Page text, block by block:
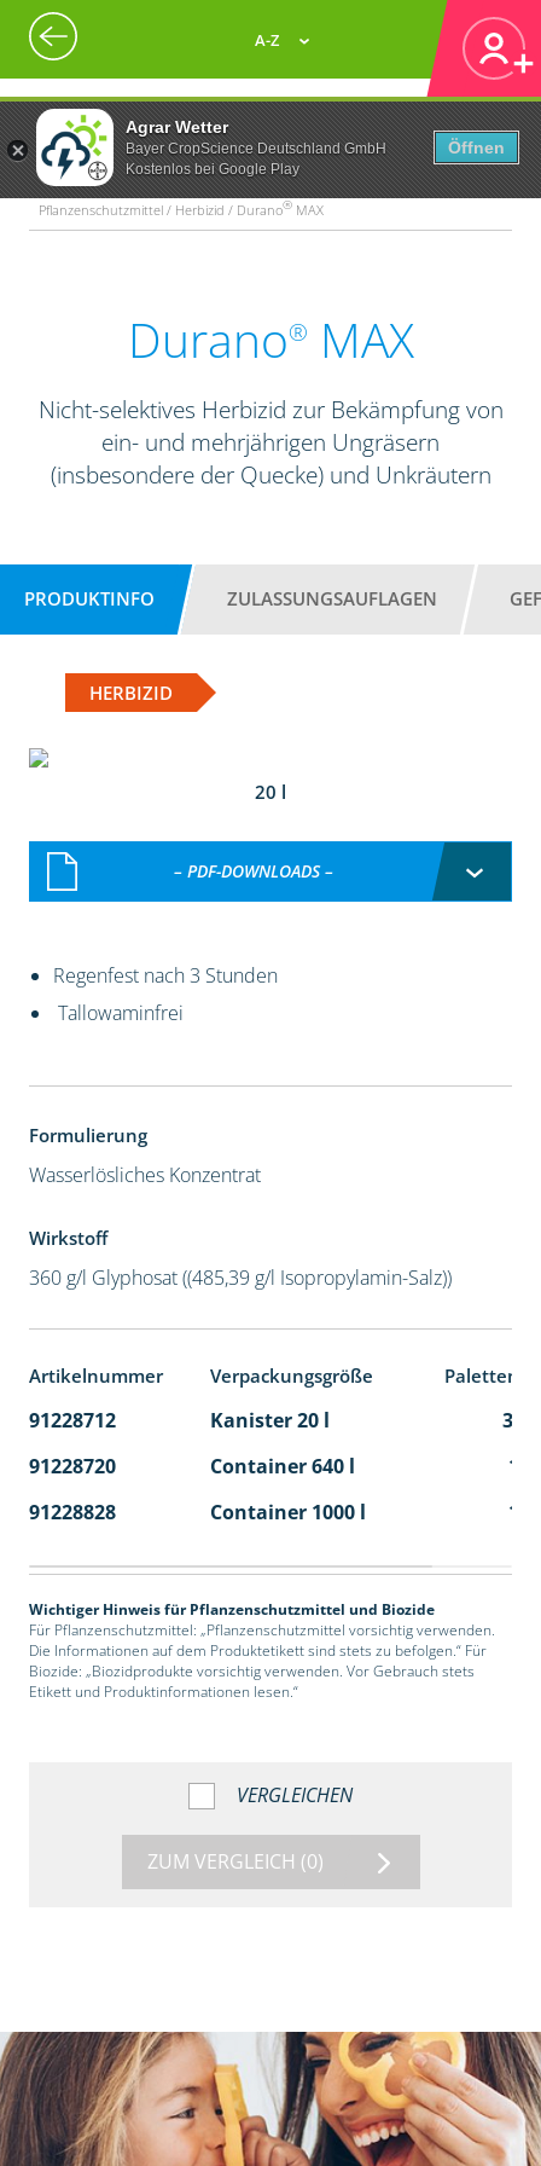
Agrar Wetter
Bayer CropScience Deutschland GmbH
Kostenlos bei Google Play
Öffnen
A-Z
Pflanzenschutzmittel / Herbizid / Durano® MAX
Durano® MAX
Nicht-selektives Herbizid zur Bekämpfung von
ein- und mehrjährigen Ungräsern
(insbesondere der Quecke) und Unkräutern
PRODUKTINFO ZULASSUNGSAUFLAGEN
HERBIZID
20 l
– PDF-DOWNLOADS –
Regenfest nach 3 Stunden
Tallowaminfrei
Formulierung
Wasserlösliches Konzentrat
Wirkstoff
360 g/l Glyphosat ((485,39 g/l Isopropylamin-Salz))
Artikelnummer Verpackungsgröße
91228712 Kanister 20 l
32
91228720
Container 640 l
1
91228828
Container 1000 l 1
Wichtiger Hinweis für Pflanzenschutzmittel und Biozide
Für Pflanzenschutzmittel: „Pflanzenschutzmittel vorsichtig verwenden.
Die Informationen auf dem Produktetikett sind stets zu befolgen.“ Für
Biozide: „Biozidprodukte vorsichtig verwenden. Vor Gebrauch stets
Etikett und Produktinformationen lesen.“
VERGLEICHEN
ZUM VERGLEICH (0)